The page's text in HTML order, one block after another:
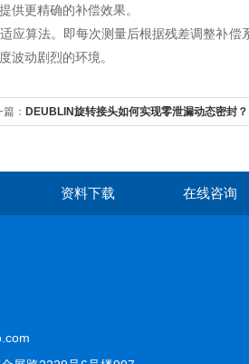
供更精确的补偿效果。
算法。即每次测量后根据残差调整补偿
波动剧烈的环境。
： DEUBLIN旋转接头如何实现零泄漏动态密封？
资料下载 在线咨询